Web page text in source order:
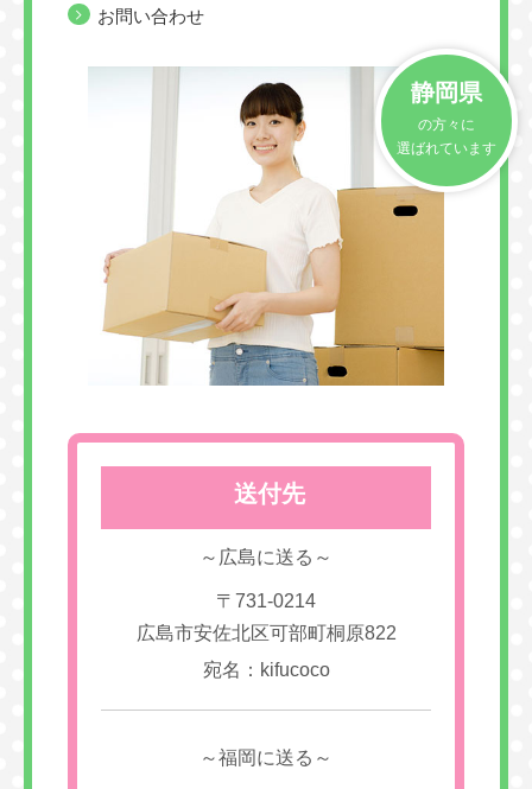
お問い合わせ
静岡県
の方々に
選ばれています
送付先
～広島に送る～
〒731-0214
広島市安佐北区可部町桐原822
宛名：kifucoco
～福岡に送る～